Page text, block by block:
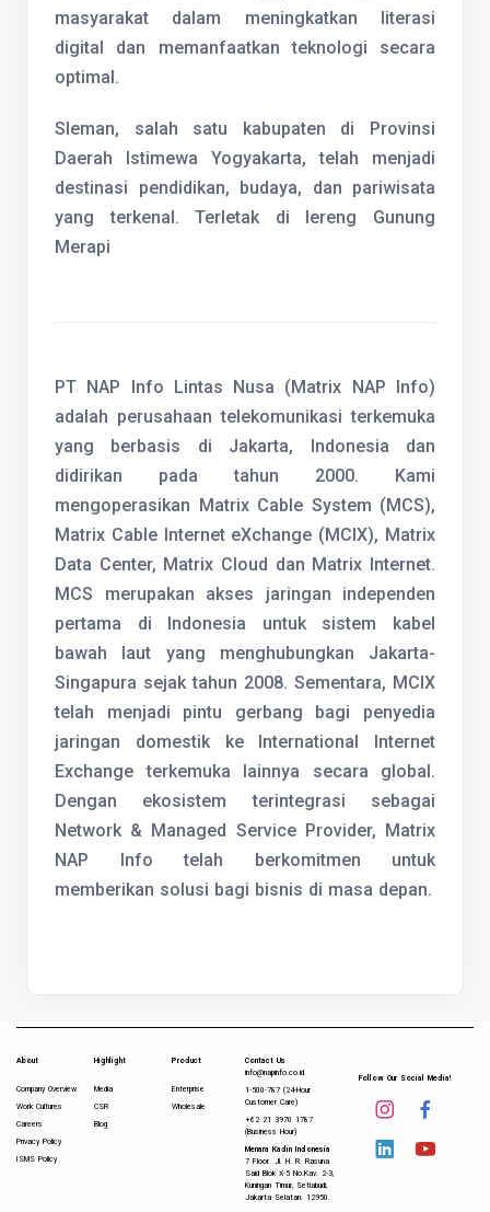
masyarakat dalam meningkatkan literasi
digital dan memanfaatkan teknologi secara
optimal.
Sleman, salah satu kabupaten di Provinsi
Daerah Istimewa Yogyakarta, telah menjadi
destinasi pendidikan, budaya, dan pariwisata
yang terkenal. Terletak di lereng Gunung
Merapi
PT NAP Info Lintas Nusa (Matrix NAP Info)
adalah perusahaan telekomunikasi terkemuka
yang berbasis di Jakarta, Indonesia dan
didirikan pada tahun 2000. Kami
mengoperasikan Matrix Cable System (MCS),
Matrix Cable Internet eXchange (MCIX), Matrix
Data Center, Matrix Cloud dan Matrix Internet.
MCS merupakan akses jaringan independen
pertama di Indonesia untuk sistem kabel
bawah laut yang menghubungkan Jakarta-
Singapura sejak tahun 2008. Sementara, MCIX
telah menjadi pintu gerbang bagi penyedia
jaringan domestik ke International Internet
Exchange terkemuka lainnya secara global.
Dengan ekosistem terintegrasi sebagai
Network & Managed Service Provider, Matrix
NAP Info telah berkomitmen untuk
memberikan solusi bagi bisnis di masa depan.
About
Company Overview
Work Cultures
Careers
Privacy Policy
ISMS Policy
Highlight
Media
CSR
Blog
Product
Enterprise
Wholesale
Contact Us
info@napinfo.co.id
1-500-787 (24-Hour
Customer Care)
+62 21 3970 1787
(Business Hour)
Menara Kadin Indonesia
7 Floor. Jl. H. R. Rasuna
Said Blok X-5 No.Kav. 2-3,
Kuningan Timur, Setiabudi,
Jakarta Selatan. 12950.
Follow Our Social Media!